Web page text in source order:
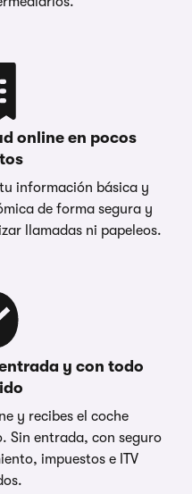
online en pocos
información básica y
de forma segura y
llamadas ni papeleos.
y con todo
y recibes el coche
Sin entrada, con seguro
impuestos e ITV